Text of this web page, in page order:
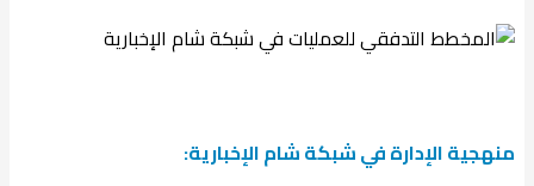
منهجية الإدارة في شبكة شام الإخبارية: